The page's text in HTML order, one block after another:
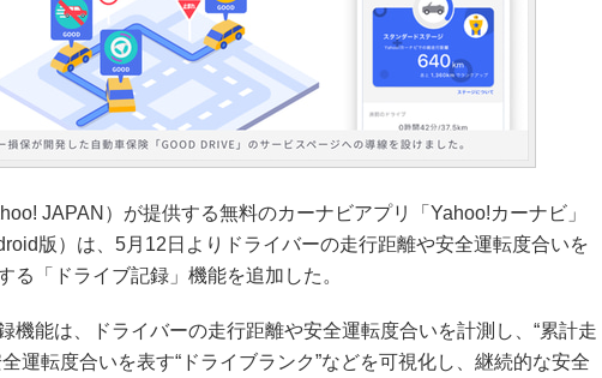
JAPAN）が提供する無料のカーナビアプリ「Yahoo!カーナビ」
版）は、5月12日よりドライバーの走行距離や安全運転度合いを
る「ドライブ記録」機能を追加した。
機能は、ドライバーの走行距離や安全運転度合いを計測し、“累計走
運転度合いを表す“ドライブランク”などを可視化し、継続的な安全